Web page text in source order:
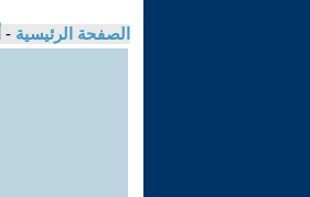
الصفحة الرئيسية -